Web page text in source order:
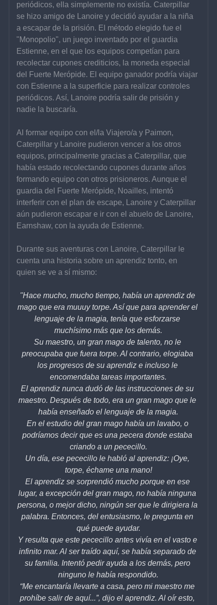
periódicos, ella simplemente no existía. Caterpillar
se hizo amigo de Lanoire y decidió ayudar a la niña
a escapar de la prisión. El método elegido fue el
"Monopolio", un juego inventado por el guardia
Estienne, en el que los equipos competían para
recolectar cupones crediticios, la moneda especial
del Fuerte Merópide. El equipo ganador podría viajar
con Estienne a la superficie para realizar controles
periódicos. Así, Lanoire podría salir de prisión y
nadie la buscaría.
Al formar equipo con el/la Viajero/a y Paimon,
Caterpillar y Lanoire pudieron vencer a los otros
equipos, principalmente gracias a Caterpillar, que
había estado recolectando cupones durante años
formando equipo con otros prisioneros. Aunque el
guardia del Fuerte Merópide, Noailles, intentó
interferir con el plan de escape, Lanoire y Caterpillar
aún pudieron escapar e ir con el abuelo de Lanoire,
Earnshaw, con la ayuda de Estienne.
Durante sus aventuras con Lanoire, Caterpillar le
cuenta una historia sobre un aprendiz tonto, en
quien se ve a sí mismo:
"Hace mucho, mucho tiempo, había un aprendiz de
mago que era muuuy torpe. Así que para aprender el
lenguaje de la magia, tenía que esforzarse
muchísimo más que los demás.
Su maestro, un gran mago de talento, no le
preocupaba que fuera torpe. Al contrario, elogiaba
los progresos de su aprendiz e incluso le
encomendaba tareas importantes.
El aprendiz nunca dudó de las instrucciones de su
maestro. Después de todo, era un gran mago que le
había enseñado el lenguaje de la magia.
En el estudio del gran mago había un lavabo, o
podríamos decir que es una pecera donde estaba
criando a un pececillo.
Un día, ese pececillo le habló al aprendiz: ¡Oye,
torpe, échame una mano!
El aprendiz se sorprendió mucho porque en ese
lugar, a excepción del gran mago, no había ninguna
persona, o mejor dicho, ningún ser que le dirigiera la
palabra. Entonces, del entusiasmo, le pregunta en
qué puede ayudar.
Y resulta que este pececillo antes vivía en el vasto e
infinito mar. Al ser traído aquí, se había separado de
su familia. Intentó pedir ayuda a los demás, pero
ninguno le había respondido.
“Me encantaría llevarte a casa, pero mi maestro me
prohíbe salir de aquí...”, dijo el aprendiz. Al oír esto,